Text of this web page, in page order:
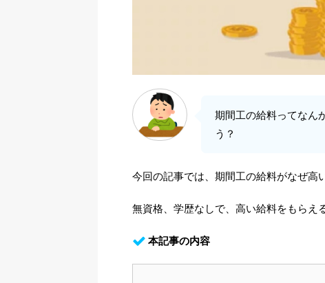
期間工の給料ってなん
う？
今回の記事では、期間工の給料がなぜ高
無資格、学歴なしで、高い給料をもらえ
本記事の内容